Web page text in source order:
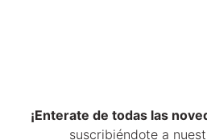
¡Enterate de todas las
suscribiéndote a